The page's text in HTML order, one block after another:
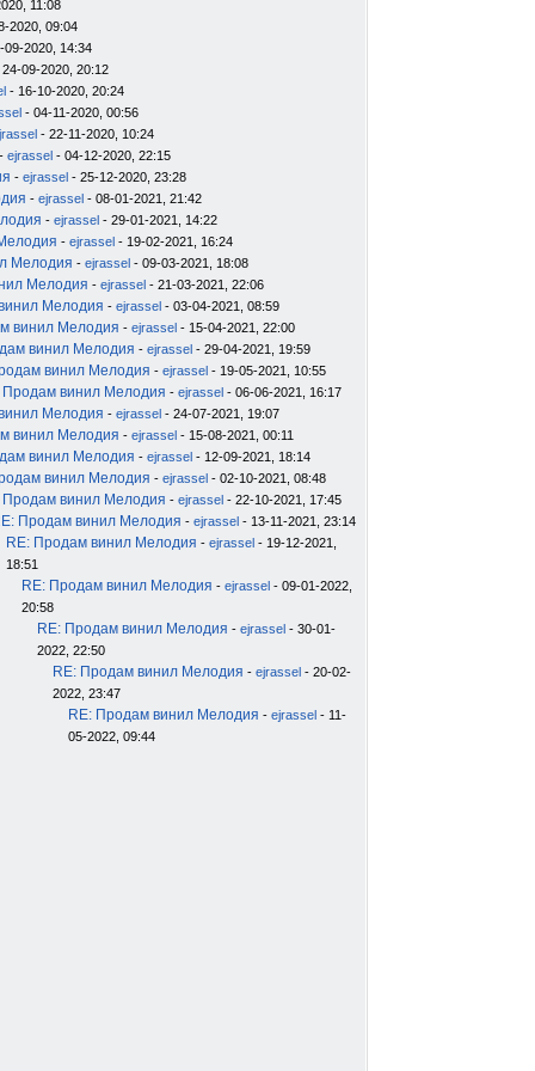
11:08
2020, 09:04
09-2020, 14:34
24-09-2020, 20:12
- 16-10-2020, 20:24
- 04-11-2020, 00:56
- 22-11-2020, 10:24
- ejrassel - 04-12-2020, 22:15
- ejrassel - 25-12-2020, 23:28
- ejrassel - 08-01-2021, 21:42
- ejrassel - 29-01-2021, 14:22
- ejrassel - 19-02-2021, 16:24
Мелодия - ejrassel - 09-03-2021, 18:08
Мелодия - ejrassel - 21-03-2021, 22:06
Мелодия - ejrassel - 03-04-2021, 08:59
винил Мелодия - ejrassel - 15-04-2021, 22:00
винил Мелодия - ejrassel - 29-04-2021, 19:59
винил Мелодия - ejrassel - 19-05-2021, 10:55
Продам винил Мелодия - ejrassel - 06-06-2021, 16:17
Мелодия - ejrassel - 24-07-2021, 19:07
винил Мелодия - ejrassel - 15-08-2021, 00:11
винил Мелодия - ejrassel - 12-09-2021, 18:14
винил Мелодия - ejrassel - 02-10-2021, 08:48
Продам винил Мелодия - ejrassel - 22-10-2021, 17:45
Продам винил Мелодия - ejrassel - 13-11-2021, 23:14
RE: Продам винил Мелодия - ejrassel - 19-12-2021,
18:51
RE: Продам винил Мелодия - ejrassel - 09-01-2022,
20:58
RE: Продам винил Мелодия - ejrassel - 30-01-
2022, 22:50
RE: Продам винил Мелодия - ejrassel - 20-02-
2022, 23:47
RE: Продам винил Мелодия - ejrassel - 11-
05-2022, 09:44